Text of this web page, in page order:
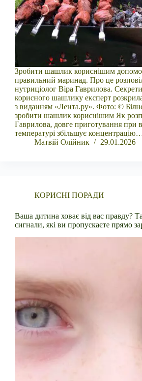
Зробити шашлик кориснішим
правильний маринад. Про це
нутриціолог Віра Гаврилова. Секрети
корисного шашлику експерт
з виданням «Лента.ру». Фото: ©
зробити шашлик кориснішим Як
Гаврилова, довге приготування при
температурі збільшує
Матвій Олійник
29.01.2026
КОРИСНІ ПОРАДИ
Ваша дитина ховає від вас правду?
сигнали, які ви пропускаєте прямо